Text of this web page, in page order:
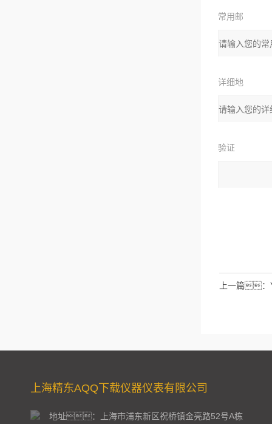
常用邮
箱：
详细地
址：
验证
如：三加
上一篇：
上海精东AQQ下载仪器仪表有限公司
地址：上海市浦东新区祝桥镇金亮路52号A栋